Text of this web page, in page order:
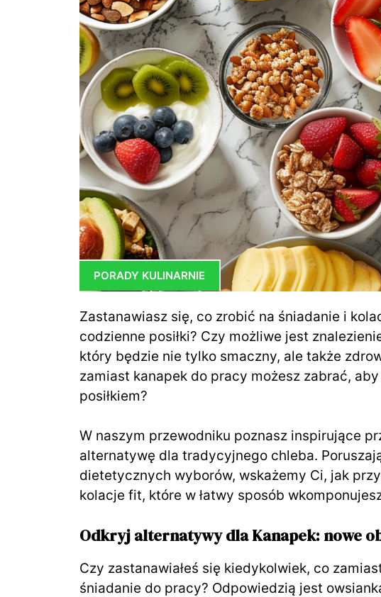
PORADY KULINARNIE
Zastanawiasz się, co zrobić na śniadanie i
codzienne posiłki? Czy możliwe jest
który będzie nie tylko smaczny, ale także
zamiast kanapek do pracy możesz zabrać,
posiłkiem?
W naszym przewodniku poznasz inspirujące
alternatywę dla tradycyjnego chleba.
dietetycznych wyborów, wskażemy Ci, jak
kolacje fit, które w łatwy sposób
Odkryj alternatywy dla Kanapek: nowe
Czy zastanawiałeś się kiedykolwiek, co
śniadanie do pracy? Odpowiedzią jest